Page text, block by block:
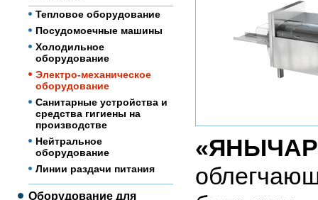
Тепловое оборудование
Посудомоечные машины
Холодильное
оборудование
Электро-механическое
оборудование
Санитарные устройства и
средства гигиены на
производстве
Нейтральное
оборудование
Линии раздачи питания
Оборудование для